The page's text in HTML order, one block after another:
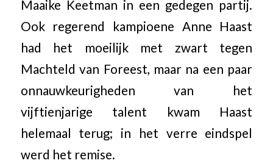
Maaike Keetman in een gedegen partij.
Ook regerend kampioene Anne Haast
had het moeilijk met zwart tegen
Machteld van Foreest, maar na een paar
onnauwkeurigheden van het
vijftienjarige talent kwam Haast
helemaal terug; in het verre eindspel
werd het remise.